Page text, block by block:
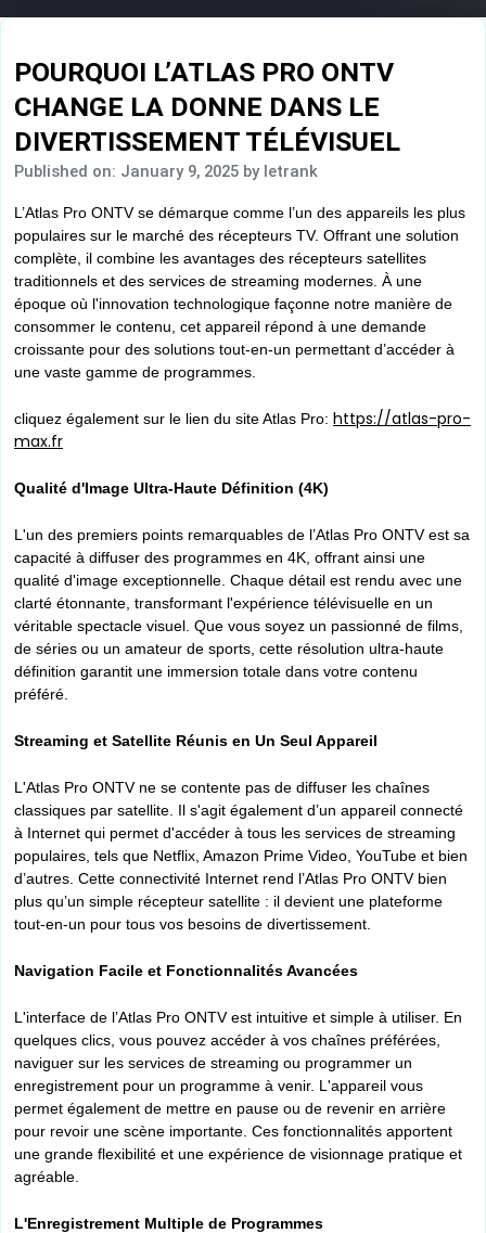
POURQUOI L’ATLAS PRO ONTV
CHANGE LA DONNE DANS LE
DIVERTISSEMENT TÉLÉVISUEL
Published on: January 9, 2025 by letrank
L’Atlas Pro ONTV se démarque comme l’un des appareils les plus
populaires sur le marché des récepteurs TV. Offrant une solution
complète, il combine les avantages des récepteurs satellites
traditionnels et des services de streaming modernes. À une
époque où l'innovation technologique façonne notre manière de
consommer le contenu, cet appareil répond à une demande
croissante pour des solutions tout-en-un permettant d’accéder à
une vaste gamme de programmes.
cliquez également sur le lien du site Atlas Pro: https://atlas-pro-
max.fr
Qualité d'Image Ultra-Haute Définition (4K)
L'un des premiers points remarquables de l’Atlas Pro ONTV est sa
capacité à diffuser des programmes en 4K, offrant ainsi une
qualité d'image exceptionnelle. Chaque détail est rendu avec une
clarté étonnante, transformant l'expérience télévisuelle en un
véritable spectacle visuel. Que vous soyez un passionné de films,
de séries ou un amateur de sports, cette résolution ultra-haute
définition garantit une immersion totale dans votre contenu
préféré.
Streaming et Satellite Réunis en Un Seul Appareil
L'Atlas Pro ONTV ne se contente pas de diffuser les chaînes
classiques par satellite. Il s'agit également d’un appareil connecté
à Internet qui permet d'accéder à tous les services de streaming
populaires, tels que Netflix, Amazon Prime Video, YouTube et bien
d’autres. Cette connectivité Internet rend l’Atlas Pro ONTV bien
plus qu’un simple récepteur satellite : il devient une plateforme
tout-en-un pour tous vos besoins de divertissement.
Navigation Facile et Fonctionnalités Avancées
L'interface de l’Atlas Pro ONTV est intuitive et simple à utiliser. En
quelques clics, vous pouvez accéder à vos chaînes préférées,
naviguer sur les services de streaming ou programmer un
enregistrement pour un programme à venir. L'appareil vous
permet également de mettre en pause ou de revenir en arrière
pour revoir une scène importante. Ces fonctionnalités apportent
une grande flexibilité et une expérience de visionnage pratique et
agréable.
L'Enregistrement Multiple de Programmes